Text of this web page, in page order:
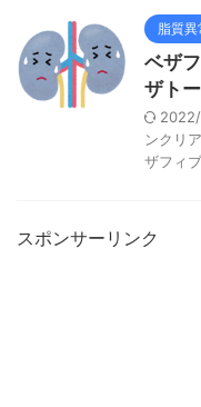
脂質
ベザ
ザト
ンクリ
ザフィ
スポンサーリンク